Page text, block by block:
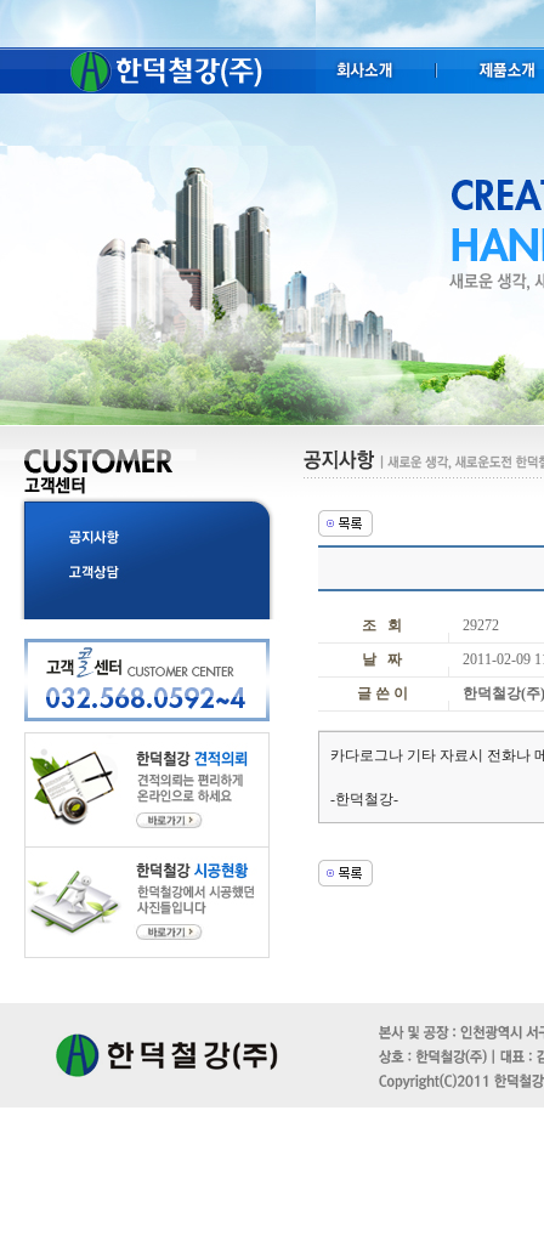
조 회
29272
날 짜
2011-02-09
글 쓴 이
한덕철강(주
카다로그나 기타 자료시 전화나
-한덕철강-